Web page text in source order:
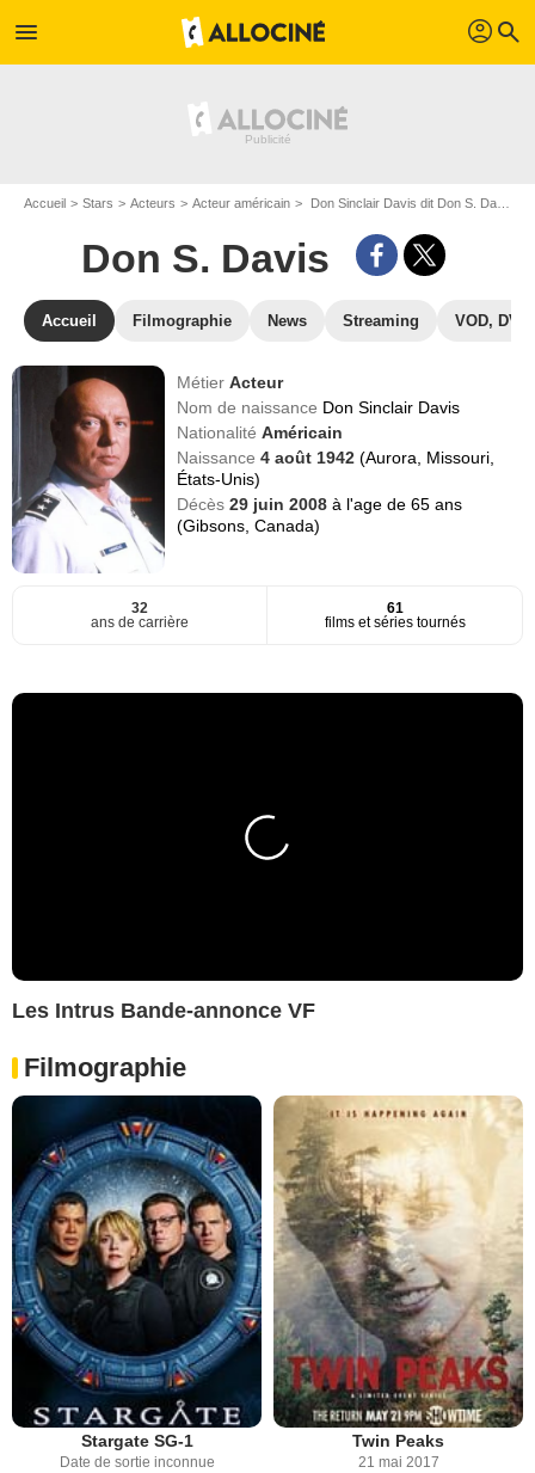
menu profil search
Accueil Stars Acteurs Acteur américain Don Sinclair Davis dit Don S. Davis
Don S. Davis
Accueil Filmographie News Streaming VOD, DVD
MétierActeur
Nom de naissance Don Sinclair Davis
NationalitéAméricain
Naissance4 août 1942(Aurora, Missouri,
États-Unis)
Décès29 juin 2008à l'age de 65 ans
(Gibsons, Canada)
32
ans de carrière
61
films et séries tournés
Les Intrus Bande-annonce VF
Filmographie
Stargate SG-1
Date de sortie inconnue
Twin Peaks
21 mai 2017